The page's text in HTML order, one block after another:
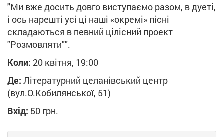
"Ми вже досить довго виступаємо разом, в дуеті,
і ось нарешті усі ці наші «окремі» пісні
складаються в певний цілісний проект
"Розмовляти"".
Коли: 20 квітня, 19:00
Де: Літературний целанівський центр
(вул.О.Кобилянської, 51)
Вхід: 50 грн.